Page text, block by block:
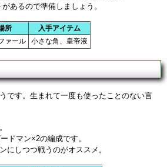
あるので準備しましょう。
所
入手アイテム
ァール
小さな角、皇帝液
です。生まれて一度も使ったことのない言
ドマン×2の編成です。
にしつつ戦うのがオススメ。